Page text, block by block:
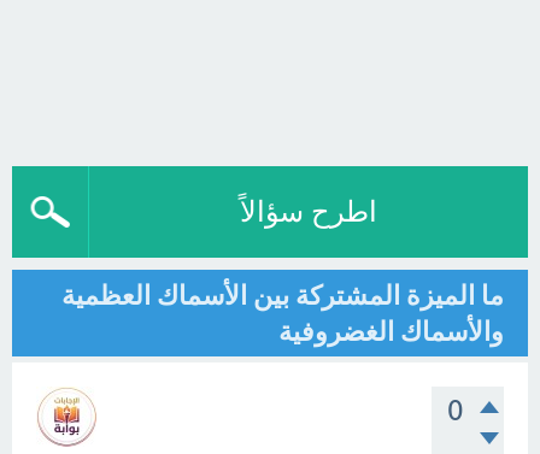
اطرح سؤالاً
ما الميزة المشتركة بين الأسماك العظمية
والأسماك الغضروفية
0